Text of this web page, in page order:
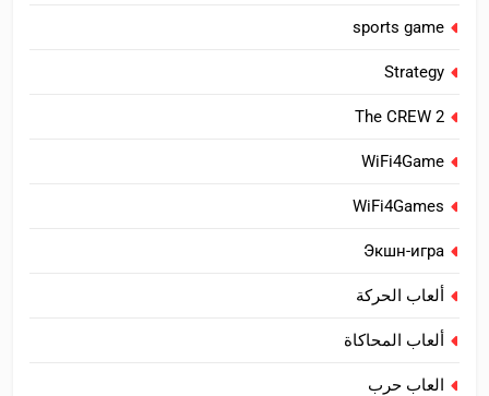
sports game
Strategy
The CREW 2
WiFi4Game
WiFi4Games
Экшн-игра
ألعاب الحركة
ألعاب المحاكاة
العاب حرب